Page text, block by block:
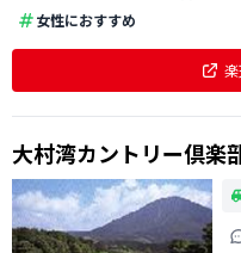
女性におすすめ
大村湾カントリー倶楽